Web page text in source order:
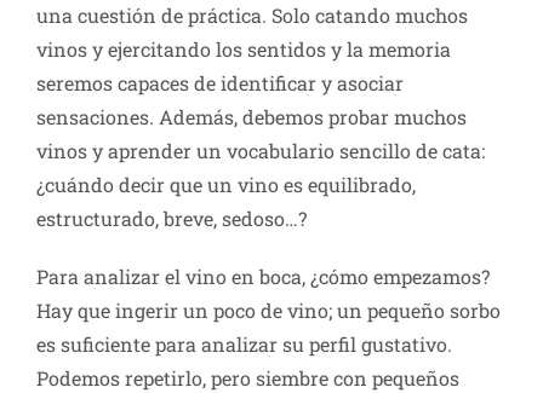
una cuestión de práctica. Solo catando muchos
vinos y ejercitando los sentidos y la memoria
seremos capaces de identificar y asociar
sensaciones. Además, debemos probar muchos
vinos y aprender un vocabulario sencillo de cata:
¿cuándo decir que un vino es equilibrado,
estructurado, breve, sedoso…?
Para analizar el vino en boca, ¿cómo empezamos?
Hay que ingerir un poco de vino; un pequeño sorbo
es suficiente para analizar su perfil gustativo.
Podemos repetirlo, pero siembre con pequeños